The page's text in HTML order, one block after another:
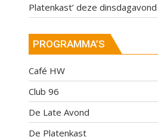
Platenkast’ deze
PROGRAMMA’S
Café HW
Club 96
De Late Avond
De Platenkast